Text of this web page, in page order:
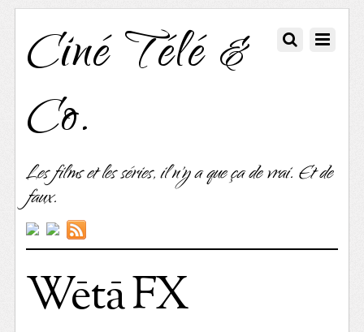
Ciné Télé &
Co.
Les films et les séries, il n'y a que ça de vrai. Et de
faux.
Wētā FX